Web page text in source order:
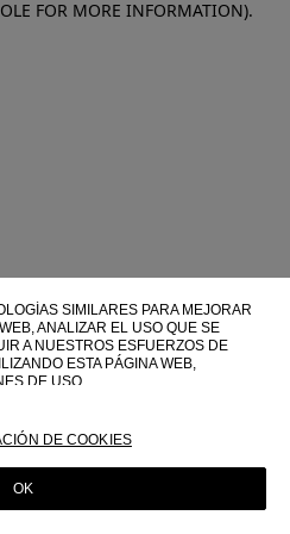
FOR MORE INFORMATION).
SIMILARES PARA MEJORAR
ANALIZAR EL USO QUE SE
A NUESTROS ESFUERZOS DE
ESTA PÁGINA WEB,
DE USO.
WEB, CONSULTE NUESTRA
DE COOKIES
OK